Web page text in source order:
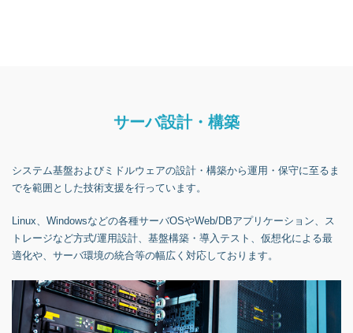
サーバ設計・構築
システム基盤およびミドルウェアの設計・構築から運用・保守に至るま
でを範囲とした技術支援を行っています。
Linux、Windowsなどの各種サーバOSやWeb/DBアプリケーション、ス
トレージなど方式/運用設計、基盤構築・導入テスト、仮想化による最
適化や、サーバ環境の統合等の幅広く対応しております。